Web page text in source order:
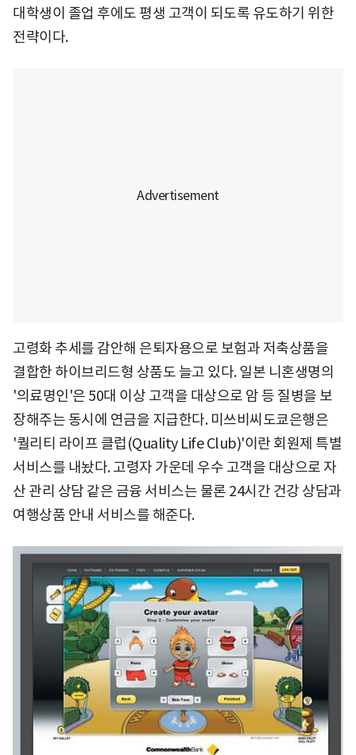
대학생이 졸업 후에도 평생 고객이 되도록 유도하기 위한
전략이다.
고령화 추세를 감안해 은퇴자용으로 보험과 저축상품을
결합한 하이브리드형 상품도 늘고 있다. 일본 니혼생명의
'의료명인'은 50대 이상 고객을 대상으로 암 등 질병을 보
장해주는 동시에 연금을 지급한다. 미쓰비씨도쿄은행은
'퀄리티 라이프 클럽(Quality Life Club)'이란 회원제 특별
서비스를 내놨다. 고령자 가운데 우수 고객을 대상으로 자
산 관리 상담 같은 금융 서비스는 물론 24시간 건강 상담과
여행상품 안내 서비스를 해준다.